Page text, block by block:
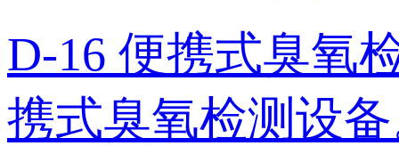
D-16 便携式臭氧
携式臭氧检测设